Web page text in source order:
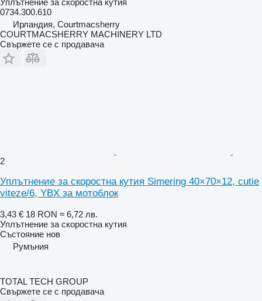
0734.300.610
Ирландия, Courtmacsherry
COURTMACSHERRY MACHINERY LTD
Свържете се с продавача
2
Уплътнение за скоростна кутия Simering 40×70×12, cutie
viteze/6, YBX за мотоблок
3,43 € 18 RON ≈ 6,72 лв.
Уплътнение за скоростна кутия
Състояние нов
Румъния
TOTAL TECH GROUP
Свържете се с продавача